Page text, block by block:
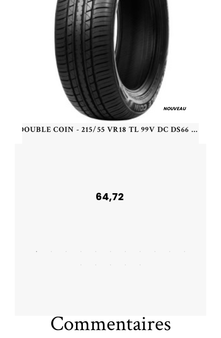
NOUVEAU
DOUBLE COIN - 215/55 VR18 TL 99V DC DS66 HP XL - 2155518 - CDB
64,72
Commentaires